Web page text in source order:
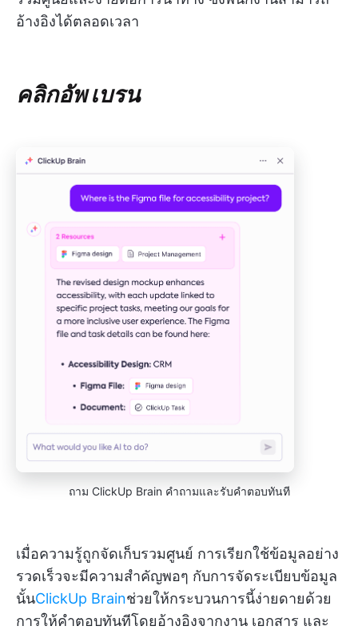
อ้างอิงได้ตลอดเวลา
คลิกอัพ เบรน
ถาม ClickUp Brain คำถามและรับคำตอบทันที
เมื่อความรู้ถูกจัดเก็บรวมศูนย์ การเรียกใช้ข้อมูลอย่าง
รวดเร็วจะมีความสำคัญพอๆ กับการจัดระเบียบข้อมูล
นั้นClickUp Brainช่วยให้กระบวนการนี้ง่ายดายด้วย
การให้คำตอบทันทีโดยอ้างอิงจากงาน เอกสาร และ